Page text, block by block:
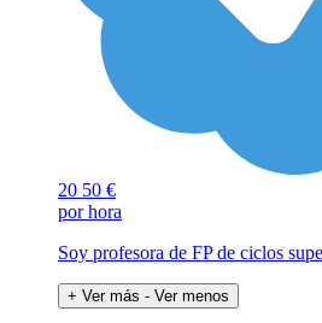
20 50 €
por hora
Soy profesora de FP de ciclos
+ Ver más - Ver menos